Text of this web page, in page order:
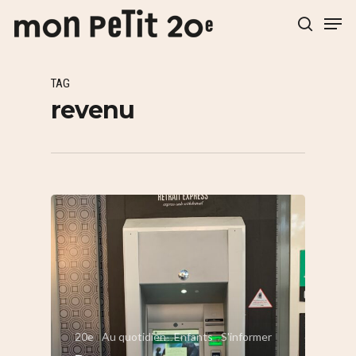
TAG
revenu
20e Au quotidien Enfants S'informer